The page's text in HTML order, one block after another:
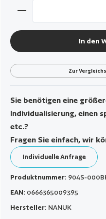
Produkt Anzahl: Gib den
In den
Zur
Sie benötigen eine
Individualisierung, einen
etc.?
Fragen Sie einfach, wir
Individuelle Anfrage
Produktnummer: 904S-
EAN: 0666365009395
Hersteller: NANUK